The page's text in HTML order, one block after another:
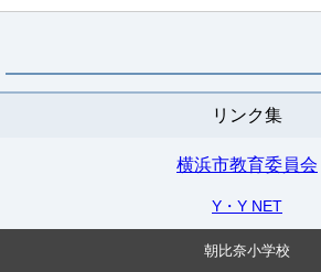
リンク集
横浜市教育委員会
Y・Y NET
朝比奈小学校